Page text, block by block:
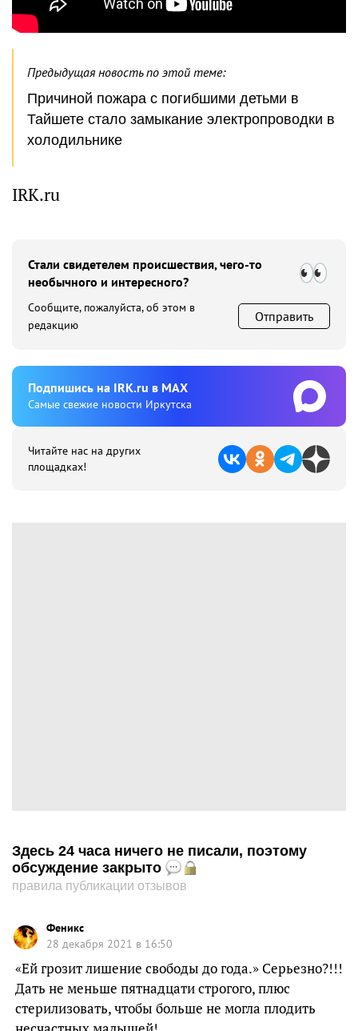
Предыдущая новость по этой теме:
Причиной пожара с погибшими детьми в
Тайшете стало замыкание электропроводки в
холодильнике
IRK.ru
Стали свидетелем происшествия, чего-то
необычного и интересного?
Сообщите, пожалуйста, об этом в
редакцию
Отправить
Подпишиcь на IRK.ru в MAX
Cамые свежие новости Иркутска
Читайте нас на других
площадках!
Здесь 24 часа ничего не писали, поэтому
обсуждение закрыто
правила публикации отзывов
Феникс
28 декабря 2021 в 16:50
«Ей грозит лишение свободы до года.» Серьезно?!!!
Дать не меньше пятнадцати строгого, плюс
стерилизовать, чтобы больше не могла плодить